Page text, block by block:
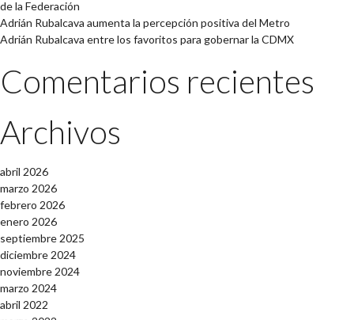
de la Federación
Adrián Rubalcava aumenta la percepción positiva del Metro
Adrián Rubalcava entre los favoritos para gobernar la CDMX
Comentarios recientes
Archivos
abril 2026
marzo 2026
febrero 2026
enero 2026
septiembre 2025
diciembre 2024
noviembre 2024
marzo 2024
abril 2022